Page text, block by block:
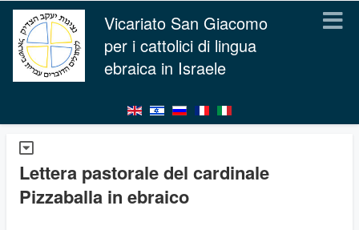
Vicariato San Giacomo
per i cattolici di lingua
ebraica in Israele
Lettera pastorale del cardinale
Pizzaballa in ebraico